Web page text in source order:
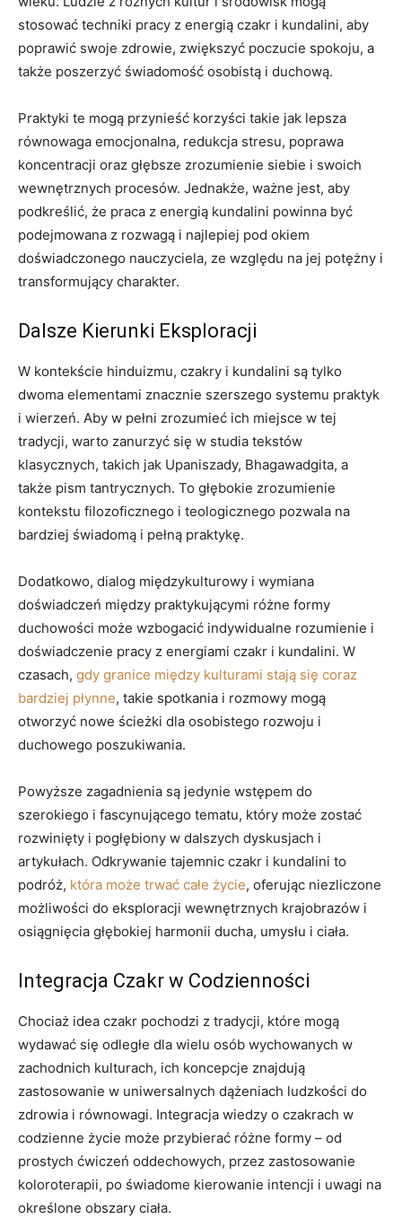
stosować techniki pracy z energią czakr i kundalini, aby
poprawić swoje zdrowie, zwiększyć poczucie spokoju, a
także poszerzyć świadomość osobistą i duchową.
Praktyki te mogą przynieść korzyści takie jak lepsza
równowaga emocjonalna, redukcja stresu, poprawa
koncentracji oraz głębsze zrozumienie siebie i swoich
wewnętrznych procesów. Jednakże, ważne jest, aby
podkreślić, że praca z energią kundalini powinna być
podejmowana z rozwagą i najlepiej pod okiem
doświadczonego nauczyciela, ze względu na jej potężny i
transformujący charakter.
Dalsze Kierunki Eksploracji
W kontekście hinduizmu, czakry i kundalini są tylko
dwoma elementami znacznie szerszego systemu praktyk
i wierzeń. Aby w pełni zrozumieć ich miejsce w tej
tradycji, warto zanurzyć się w studia tekstów
klasycznych, takich jak Upaniszady, Bhagawadgita, a
także pism tantrycznych. To głębokie zrozumienie
kontekstu filozoficznego i teologicznego pozwala na
bardziej świadomą i pełną praktykę.
Dodatkowo, dialog międzykulturowy i wymiana
doświadczeń między praktykującymi różne formy
duchowości może wzbogacić indywidualne rozumienie i
doświadczenie pracy z energiami czakr i kundalini. W
czasach, gdy granice między kulturami stają się coraz
bardziej płynne, takie spotkania i rozmowy mogą
otworzyć nowe ścieżki dla osobistego rozwoju i
duchowego poszukiwania.
Powyższe zagadnienia są jedynie wstępem do
szerokiego i fascynującego tematu, który może zostać
rozwinięty i pogłębiony w dalszych dyskusjach i
artykułach. Odkrywanie tajemnic czakr i kundalini to
podróż, która może trwać całe życie, oferując niezliczone
możliwości do eksploracji wewnętrznych krajobrazów i
osiągnięcia głębokiej harmonii ducha, umysłu i ciała.
Integracja Czakr w Codzienności
Chociaż idea czakr pochodzi z tradycji, które mogą
wydawać się odległe dla wielu osób wychowanych w
zachodnich kulturach, ich koncepcje znajdują
zastosowanie w uniwersalnych dążeniach ludzkości do
zdrowia i równowagi. Integracja wiedzy o czakrach w
codzienne życie może przybierać różne formy – od
prostych ćwiczeń oddechowych, przez zastosowanie
koloroterapii, po świadome kierowanie intencji i uwagi na
określone obszary ciała.